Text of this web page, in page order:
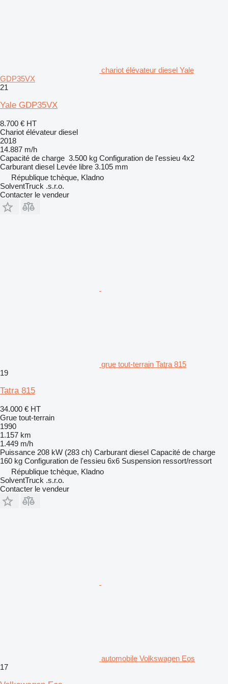
chariot élévateur diesel Yale
GDP35VX
21
Yale GDP35VX
8.700 € HT
Chariot élévateur diesel
2018
14.887 m/h
Capacité de charge 3.500 kg Configuration de l'essieu 4x2
Carburant diesel Levée libre 3.105 mm
République tchèque, Kladno
SolventTruck .s.r.o.
Contacter le vendeur
grue tout-terrain Tatra 815
19
Tatra 815
34.000 € HT
Grue tout-terrain
1990
1.157 km
1.449 m/h
Puissance 208 kW (283 ch) Carburant diesel Capacité de charge
160 kg Configuration de l'essieu 6x6 Suspension ressort/ressort
République tchèque, Kladno
SolventTruck .s.r.o.
Contacter le vendeur
automobile Volkswagen Eos
17